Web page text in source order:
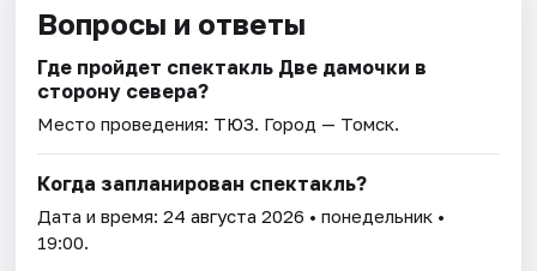
Вопросы и ответы
Где пройдет спектакль Две дамочки в
сторону севера?
Место проведения: ТЮЗ. Город — Томск.
Когда запланирован спектакль?
Дата и время:24 августа 2026 • понедельник •
19:00.